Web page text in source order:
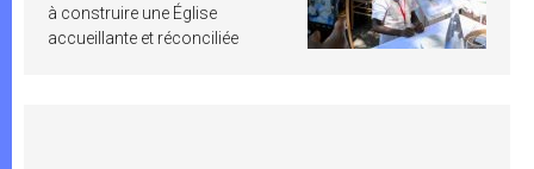
à construire une Église
accueillante et réconciliée